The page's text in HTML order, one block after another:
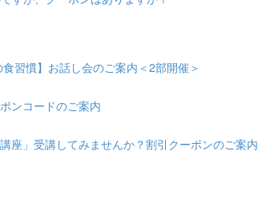
習慣】お話し会のご案内＜2部開催＞
ンコードのご案内
座」受講してみませんか？割引クーポンのご案内